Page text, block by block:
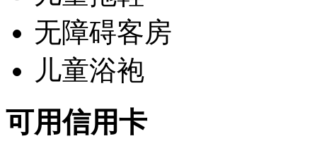
无障碍客房
儿童浴袍
可用信用卡